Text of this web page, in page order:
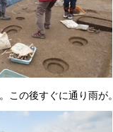
この後すぐに通り雨が。